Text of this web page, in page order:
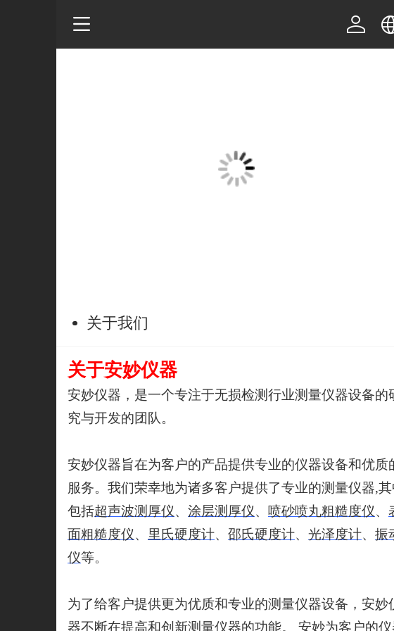
关于我们
关于安妙仪器
安妙仪器，是一个专注于无损检测行业测量仪器设备的
究与开发的团队。
安妙仪器旨在为客户的产品提供专业的仪器设备和优质
服务。我们荣幸地为诸多客户提供了专业的测量仪器,其
包括超声波测厚仪、 涂层测厚仪、 喷砂喷丸粗糙度仪、
面粗糙度仪、 里氏硬度计、 邵氏硬度计、 光泽度计、 振
仪等。
为了给客户提供更为优质和专业的测量仪器设备，安妙
器不断在提高和创新测量仪器的功能。 安妙为客户的仪